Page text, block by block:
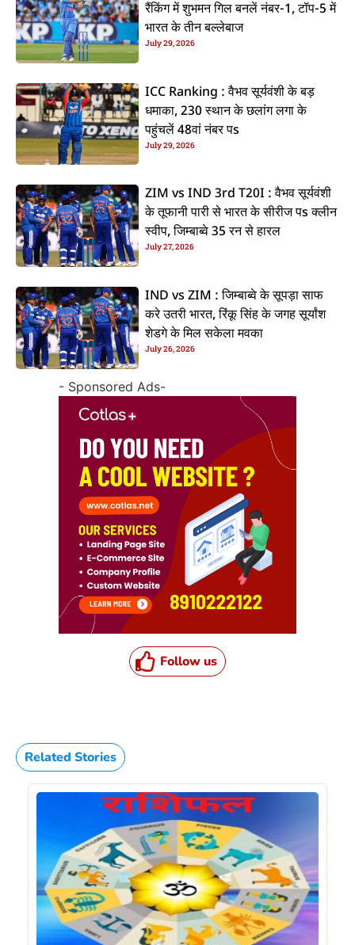
रैंकिंग में शुभमन गिल बनलें नंबर-1, टॉप-5 में
भारत के तीन बल्लेबाज
July 29, 2026
ICC Ranking : वैभव सूर्यवंशी के बड़
धमाका, 230 स्थान के छलांग लगा के
पहुंचलें 48वां नंबर पs
July 29, 2026
ZIM vs IND 3rd T20I : वैभव सूर्यवंशी
के तूफानी पारी से भारत के सीरीज पs क्लीन
स्वीप, जिम्बाब्वे 35 रन से हारल
July 27, 2026
IND vs ZIM : जिम्बाब्वे के सूपड़ा साफ
करे उतरी भारत, रिंकू सिंह के जगह सूर्यांश
शेडगे के मिल सकेला मवका
July 26, 2026
- Sponsored Ads-
Follow us
Related Stories